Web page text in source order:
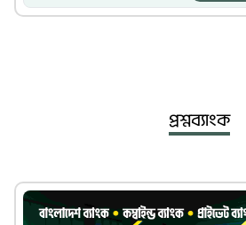
প্রশ্নব্যাংক